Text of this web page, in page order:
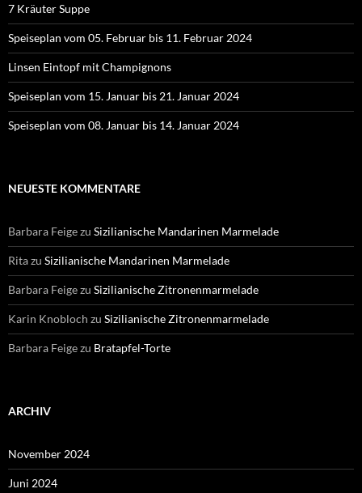
7 Kräuter Suppe
Speiseplan vom 05. Februar bis 11. Februar 2024
Linsen Eintopf mit Champignons
Speiseplan vom 15. Januar bis 21. Januar 2024
Speiseplan vom 08. Januar bis 14. Januar 2024
NEUESTE KOMMENTARE
Barbara Feigezu Sizilianische Mandarinen Marmelade
Ritazu Sizilianische Mandarinen Marmelade
Barbara Feigezu Sizilianische Zitronenmarmelade
Karin Knobloch zu Sizilianische Zitronenmarmelade
Barbara Feigezu Bratapfel-Torte
ARCHIV
November 2024
Juni 2024